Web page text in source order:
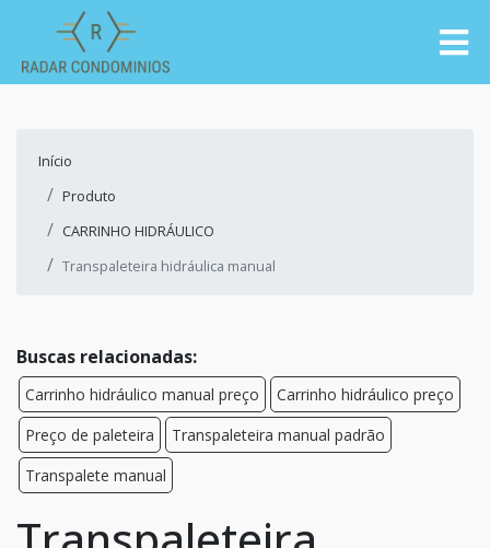
Início
Produto
CARRINHO HIDRÁULICO
Transpaleteira hidráulica manual
Buscas relacionadas:
Carrinho hidráulico manual preço
Carrinho hidráulico preço
Preço de paleteira
Transpaleteira manual padrão
Transpalete manual